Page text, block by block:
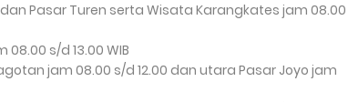
Pasar Turen serta Wisata Karangkates jam 08.00
08.00 s/d 13.00 WIB
jam 08.00 s/d 12.00 dan utara Pasar Joyo jam